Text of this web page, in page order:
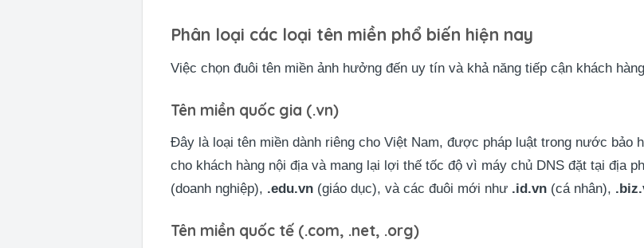
Phân loại các loại tên miền phổ biến hiện nay
Việc chọn đuôi tên miền ảnh hưởng đến uy tín và khả năng tiếp cận khách
Tên miền quốc gia (.vn)
Đây là loại tên miền dành riêng cho Việt Nam, được pháp luật trong nước bảo
cho khách hàng nội địa và mang lại lợi thế tốc độ vì máy chủ DNS đặt tại địa
(doanh nghiệp), .edu.vn (giáo dục), và các đuôi mới như .id.vn (cá nhân),
Tên miền quốc tế (.com, .net, .org)